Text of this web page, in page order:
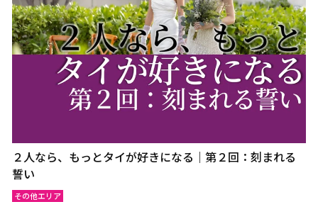
２人なら、もっとタイが好きになる｜第２回：刻まれる
誓い
その他エリア